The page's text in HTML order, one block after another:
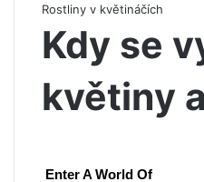
Rostliny v květináčích
Kdy se
květiny